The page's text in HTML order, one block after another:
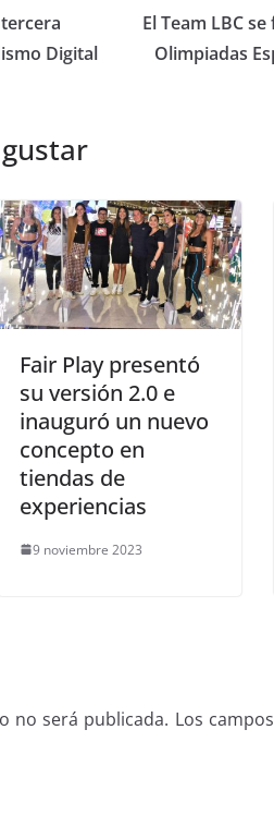
Digital
El Team LBC
Olimpiadas
Fair Play presentó
su versión 2.0 e
inauguró un nuevo
concepto en
tiendas de
experiencias
9 noviembre 2023
no será publicada. Los